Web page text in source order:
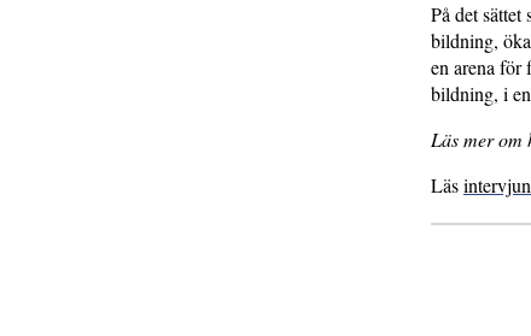
På det
bildning,
en arena för
bildning, i
Läs mer om
Läs